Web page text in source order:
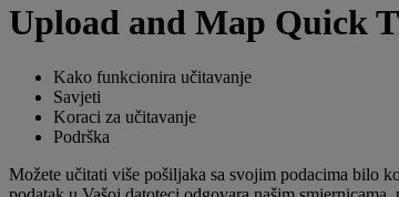
Upload and Map Quick
Kako funkcionira učitavanje
Savjeti
Koraci za učitavanje
Podrška
Možete učitati više pošiljaka sa svojim podacima bilo